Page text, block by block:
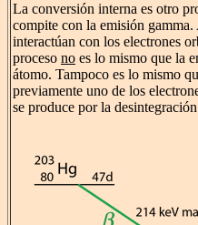
La conversión interna es otro
compite con la emisión
interactúan con los electrones
proceso no es lo mismo que la
átomo. Tampoco es lo mismo
previamente uno de los
se produce por la